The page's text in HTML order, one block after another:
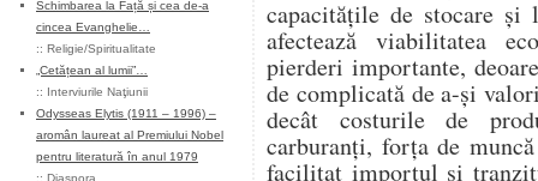
Schimbarea la Față și cea de-a
cincea Evanghelie…
:: Religie/Spiritualitate
„Cetățean al lumii”…
:: Interviurile Naţiunii
Odysseas Elytis (1911 – 1996) –
aromân laureat al Premiului Nobel
pentru literatură în anul 1979
:: Diaspora
capacitățile de stocare
afectează viabilitatea
pierderi importante,
de complicată de a-și
decât costurile de
carburanți, forța de
facilitat importul și